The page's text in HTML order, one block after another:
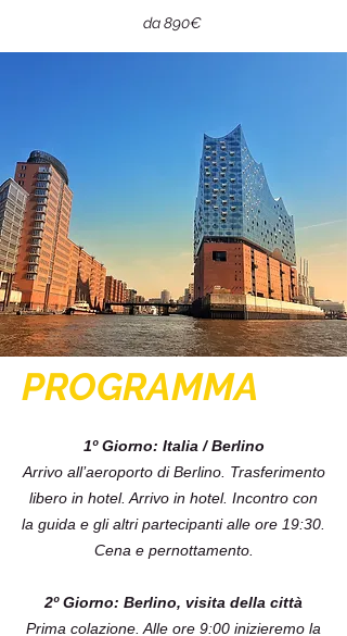
da 890€
PROGRAMMA
1º Giorno: Italia / Berlino
Arrivo all’aeroporto di Berlino. Trasferimento
libero in hotel. Arrivo in hotel. Incontro con
la guida e gli altri partecipanti alle ore 19:30.
Cena e pernottamento.
2º Giorno: Berlino, visita della città
Prima colazione. Alle ore 9:00 inizieremo la